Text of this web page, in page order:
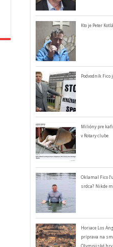
Kto je Peter
Podvodník
Milióny pre
v Rotary clube
Oklamal Fico
srdca? Nikde
Horiace Los
príprava na